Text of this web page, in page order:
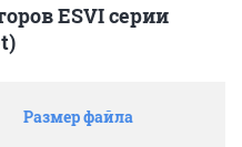
ESVI серии
Размер файла